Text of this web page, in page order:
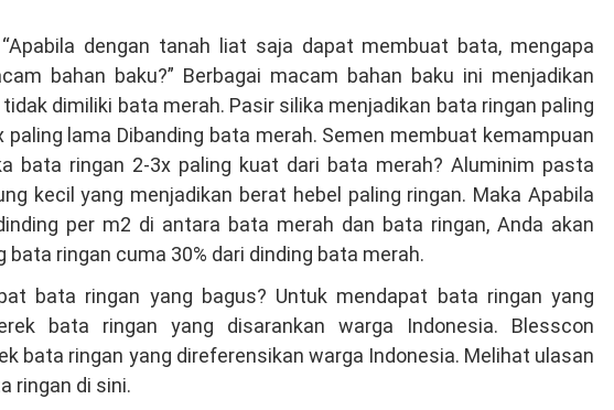
dengan tanah liat saja dapat membuat bata, mengapa
bahan baku?” Berbagai macam bahan baku ini menjadikan
dimiliki bata merah. Pasir silika menjadikan bata ringan paling
paling lama Dibanding bata merah. Semen membuat kemampuan
bata ringan 2-3x paling kuat dari bata merah? Aluminim pasta
kecil yang menjadikan berat hebel paling ringan. Maka Apabila
per m2 di antara bata merah dan bata ringan, Anda akan
ringan cuma 30% dari dinding bata merah.
bata ringan yang bagus? Untuk mendapat bata ringan yang
bata ringan yang disarankan warga Indonesia. Blesscon
bata ringan yang direferensikan warga Indonesia. Melihat ulasan
ringan di sini.